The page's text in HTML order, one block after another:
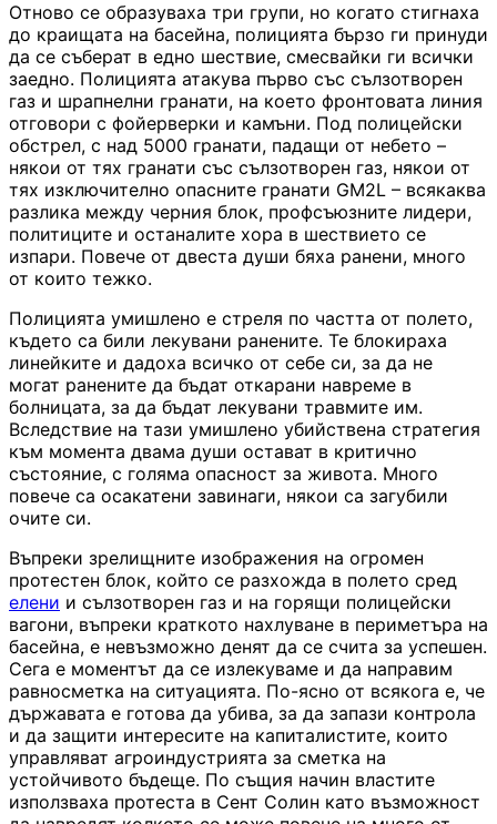
Отново се образуваха три групи, но когато стигнаха
до краищата на басейна, полицията бързо ги принуди
да се съберат в едно шествие, смесвайки ги всички
заедно. Полицията атакува първо със сълзотворен
газ и шрапнелни гранати, на което фронтовата линия
отговори с фойерверки и камъни. Под полицейски
обстрел, с над 5000 гранати, падащи от небето –
някои от тях гранати със сълзотворен газ, някои от
тях изключително опасните гранати GM2L – всякаква
разлика между черния блок, профсъюзните лидери,
политиците и останалите хора в шествието се
изпари. Повече от двеста души бяха ранени, много
от които тежко.
Полицията умишлено е стреля по частта от полето,
където са били лекувани ранените. Те блокираха
линейките и дадоха всичко от себе си, за да не
могат ранените да бъдат откарани навреме в
болницата, за да бъдат лекувани травмите им.
Вследствие на тази умишлено убийствена стратегия
към момента двама души остават в критично
състояние, с голяма опасност за живота. Много
повече са осакатени завинаги, някои са загубили
очите си.
Въпреки зрелищните изображения на огромен
протестен блок, който се разхожда в полето сред
елени и сълзотворен газ и на горящи полицейски
вагони, въпреки краткото нахлуване в периметъра на
басейна, е невъзможно денят да се счита за успешен.
Сега е моментът да се излекуваме и да направим
равносметка на ситуацията. По-ясно от всякога е, че
държавата е готова да убива, за да запази контрола
и да защити интересите на капиталистите, които
управляват агроиндустрията за сметка на
устойчивото бъдеще. По същия начин властите
използваха протеста в Сент Солин като възможност